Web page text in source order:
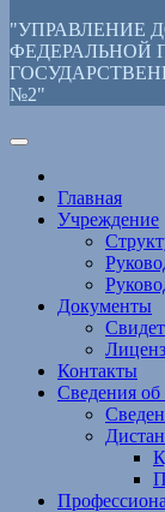
"УПРАВЛЕНИЕ
ФЕДЕРАЛЬНОЙ
№2"
Главная
Учреждение
Документы
Контакты
Сведения об